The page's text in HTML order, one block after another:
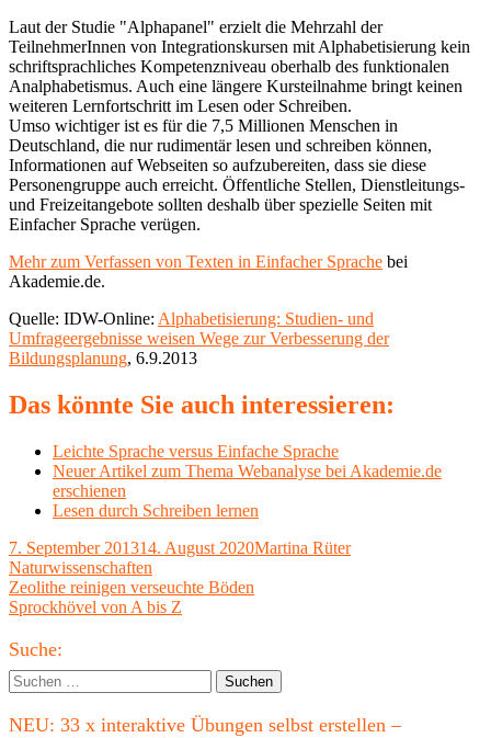
Laut der Studie "Alphapanel" erzielt die Mehrzahl der
TeilnehmerInnen von Integrationskursen mit Alphabetisierung kein
schriftsprachliches Kompetenzniveau oberhalb des funktionalen
Analphabetismus. Auch eine längere Kursteilnahme bringt keinen
weiteren Lernfortschritt im Lesen oder Schreiben.
Umso wichtiger ist es für die 7,5 Millionen Menschen in
Deutschland, die nur rudimentär lesen und schreiben können,
Informationen auf Webseiten so aufzubereiten, dass sie diese
Personengruppe auch erreicht. Öffentliche Stellen, Dienstleitungs-
und Freizeitangebote sollten deshalb über spezielle Seiten mit
Einfacher Sprache verügen.
Mehr zum Verfassen von Texten in Einfacher Sprache bei
Akademie.de.
Quelle: IDW-Online: Alphabetisierung: Studien- und
Umfrageergebnisse weisen Wege zur Verbesserung der
Bildungsplanung, 6.9.2013
Das könnte Sie auch interessieren:
Leichte Sprache versus Einfache Sprache
Neuer Artikel zum Thema Webanalyse bei Akademie.de
erschienen
Lesen durch Schreiben lernen
Veröffentlicht
am
7. September 201314. August 2020Autor
Martina RüterKategorien
Naturwissenschaften
Beitragsnavigation
Vorheriger
Beitrag:
Zeolithe reinigen verseuchte Böden
Nächster
Sprockhövel von A bis Z
Haupt-
Seitenleiste
Suche:
Suchen
nach:
NEU: 33 x interaktive Übungen selbst erstellen –